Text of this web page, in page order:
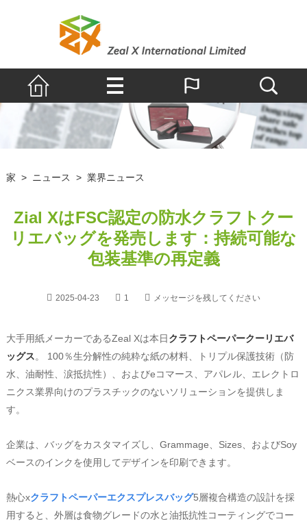
家 > ニュース > 業界ニュース
Zial XはFSC認定の防水クラフトクー
リエバッグを発売します：持続可能な
包装基準の再定義
2025-04-23 1 メッセージを残してください
大手用紙メーカーであるZeal Xは本日クラフトペーパークーリエバ
ッグス。 ‌100％生分解性の純粋な紙の材料、‌トリプル保護技術（防
水、油耐性、涙抵抗性）、およびeコマース、アパレル、エレクトロ
ニクス業界向けのプラスチックのないソリューションを提供しま
す。
企業は、バッグをカスタマイズし、Grammage‌、‌Sizes‌、および‌Soy
ベースのインクを使用してデザインを印刷できます。
熱心xクラフトペーパーエクスプレスバッグ5層複合構造の設計を採
用すると、外層は食物グレードの水と油抵抗性コーティングでコー